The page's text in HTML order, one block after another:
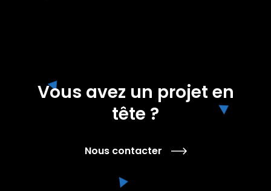
Vous avez un projet en
tête ?
Nous contacter